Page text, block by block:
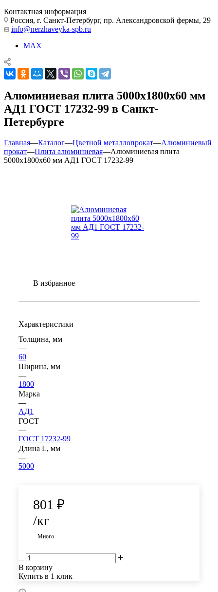
Контактная информация
Россия, г. Санкт-Петербург, пр. Александровской фермы, 29
info@nerzhaveyka-spb.ru
MAX
Алюминиевая плита 5000х1800х60 мм
АД1 ГОСТ 17232-99 в Санкт-
Петербурге
Главная—Каталог—Цветной металлопрокат—Алюминиевый
прокат—Плита алюминиевая—Алюминиевая плита
5000х1800х60 мм АД1 ГОСТ 17232-99
В избранное
Характеристики
Толщина, мм
—
60
Ширина, мм
—
1800
Марка
—
АД1
ГОСТ
—
ГОСТ 17232-99
Длина L, мм
—
5000
801 ₽
/кг
Много
В корзину
Купить в 1 клик